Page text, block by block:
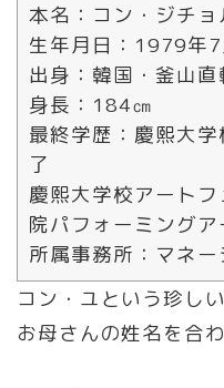
本名：コン・ジチョ
生年月日：1979年
出身：韓国・釜山直
身長：184㎝
最終学歴：慶熙大
了
慶熙大学校アート
院パフォーミング
所属事務所：マネー
コン・ユという珍し
お母さんの姓名を合